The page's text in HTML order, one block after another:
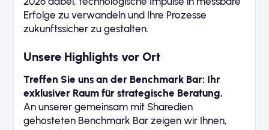
Erfolge zu verwandeln und Ihre Prozesse
zukunftssicher zu gestalten.
Unsere Highlights vor Ort
Treffen Sie uns an der Benchmark Bar: Ihr
exklusiver Raum für strategische Beratung.
An unserer gemeinsam mit Sharedien
gehosteten Benchmark Bar zeigen wir Ihnen,